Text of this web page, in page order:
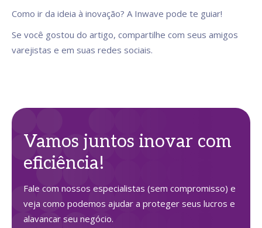
Como ir da ideia à inovação? A Inwave pode te guiar!
Se você gostou do artigo, compartilhe com seus amigos
varejistas e em suas redes sociais.
Vamos juntos inovar com
eficiência!
Fale com nossos especialistas (sem compromisso) e
veja como podemos ajudar a proteger seus lucros e
alavancar seu negócio.